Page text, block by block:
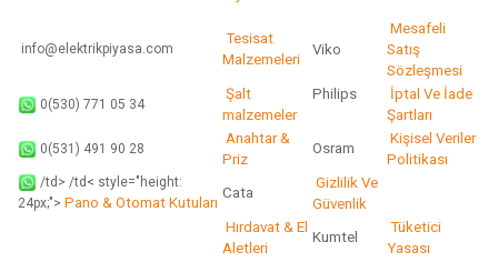
info@elektrikpiyasa.com
Tesisat
Malzemeleri
Viko
Mesafeli
Satış
Sözleşmesi
0(530) 771 05 34
Şalt
malzemeler
Philips
İptal Ve İade
Şartları
0(531) 491 90 28
Anahtar &
Priz
Osram
Kişisel Veriler
Politikası
/td> /td< style="height:
24px;"> Pano & Otomat Kutuları
Cata
Gizlilik Ve
Güvenlik
Hırdavat & El
Aletleri
Kumtel
Tüketici
Yasası